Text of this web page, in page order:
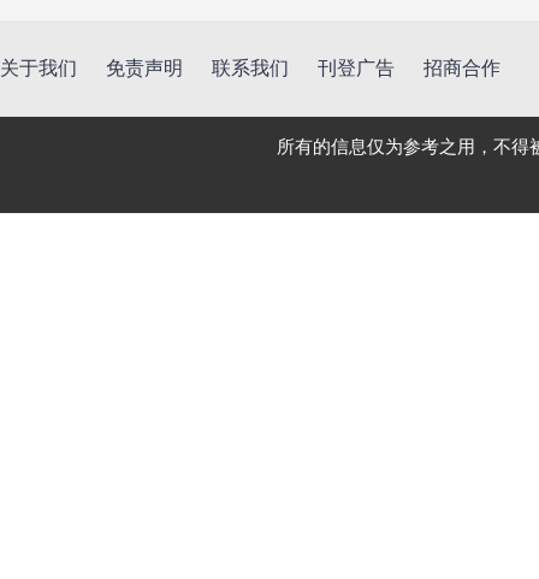
关于我们 免责声明 联系我们 刊登广告 招商合作
所有的信息仅为参考之用，不